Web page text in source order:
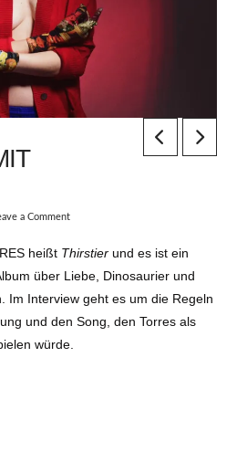
a Comment
heißt Thirstier und es ist ein
über Liebe, Dinosaurier und
Im Interview geht es um die Regeln
und den Song, den Torres als
würde.